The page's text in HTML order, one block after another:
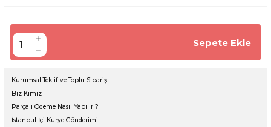
Sepete Ekle
Kurumsal Teklif ve Toplu Sipariş
Biz Kimiz
Parçalı Ödeme Nasıl Yapılır ?
İstanbul İçi Kurye Gönderimi